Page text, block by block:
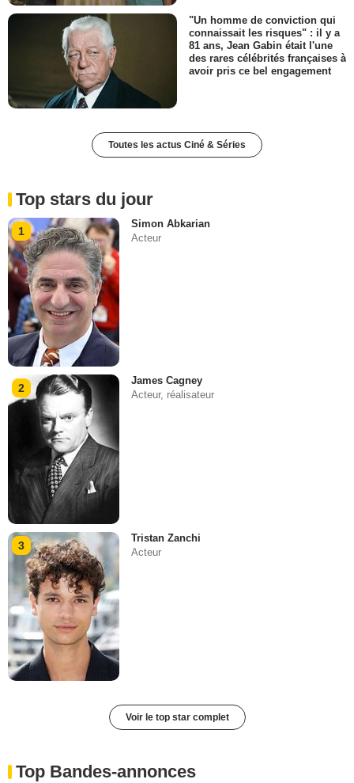
"Un homme de conviction qui
connaissait les risques" : il y a
81 ans, Jean Gabin était l'une
des rares célébrités françaises à
avoir pris ce bel engagement
Toutes les actus Ciné & Séries
Top stars du jour
1
Simon Abkarian
Acteur
2
James Cagney
Acteur, réalisateur
3
Tristan Zanchi
Acteur
Voir le top star complet
Top Bandes-annonces